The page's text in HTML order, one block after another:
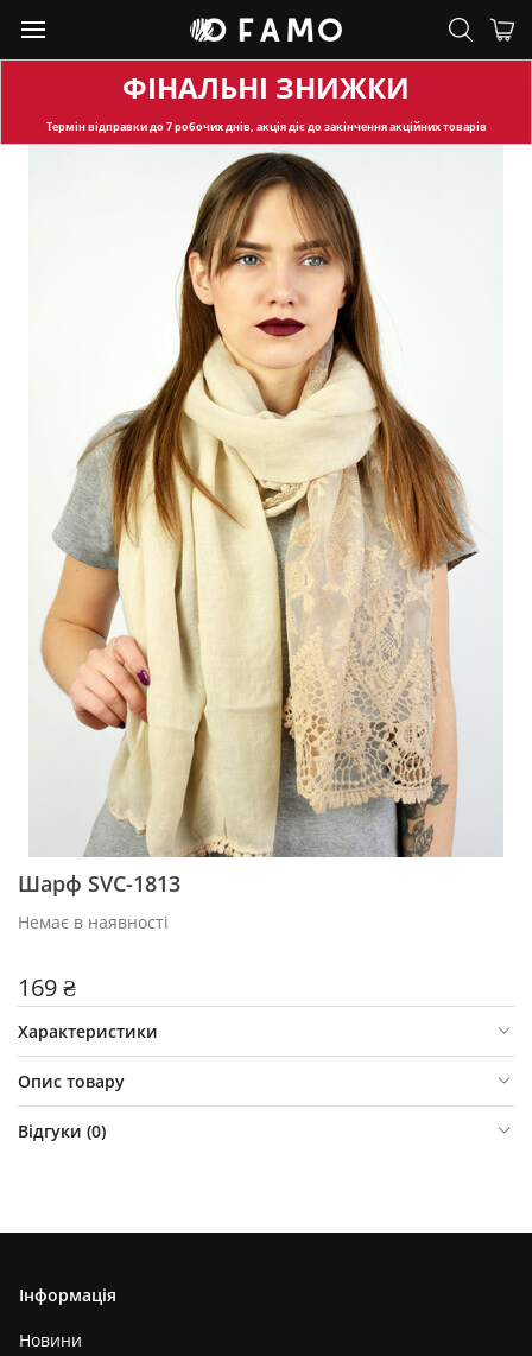
ФІНАЛЬНІ ЗНИЖКИ
Термін відправкидо 7 робочих днів, акція діє до закінчення акційних товарів
Шарф SVC-1813
Немає в наявності
169 ₴
Характеристики
Опис товару
Відгуки (0)
Інформація
Новини